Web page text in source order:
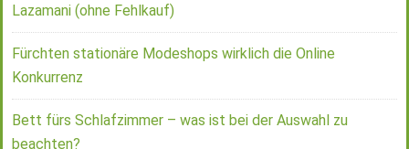
Lazamani (ohne Fehlkauf)
Fürchten stationäre Modeshops wirklich die Online
Konkurrenz
Bett fürs Schlafzimmer – was ist bei der Auswahl zu
beachten?